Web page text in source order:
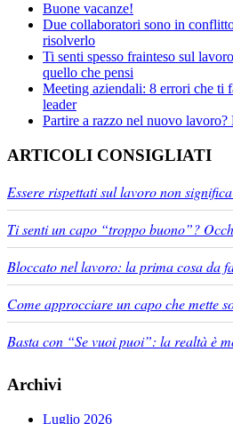
Buone vacanze!
Due collaboratori sono in
risolverlo
Ti senti spesso frainteso sul
quello che pensi
Meeting aziendali: 8 errori che ti
leader
Partire a razzo nel nuovo
ARTICOLI CONSIGLIATI
Essere rispettati sul lavoro non
Ti senti un capo “troppo buono”?
Bloccato nel lavoro: la prima cosa da
Come approcciare un capo che mette
Basta con “Se vuoi puoi”: la realtà è
Archivi
Luglio 2026